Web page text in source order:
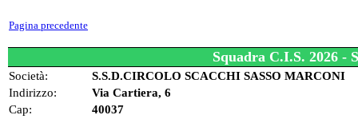
Pagina precedente
Squadra C.I.S. 2026 -
Società:
S.S.D.CIRCOLO SCACCHI SASSO MARCONI
Indirizzo:
Via Cartiera, 6
Cap:
40037